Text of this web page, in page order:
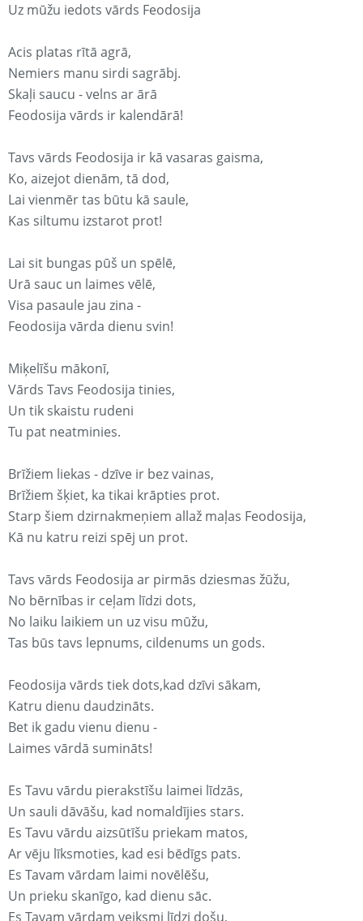
Uz mūžu iedots vārds Feodosija
Acis platas rītā agrā,
Nemiers manu sirdi sagrābj.
Skaļi saucu - velns ar ārā
Feodosija vārds ir kalendārā!
Tavs vārds Feodosija ir kā vasaras gaisma,
Ko, aizejot dienām, tā dod,
Lai vienmēr tas būtu kā saule,
Kas siltumu izstarot prot!
Lai sit bungas pūš un spēlē,
Urā sauc un laimes vēlē,
Visa pasaule jau zina -
Feodosija vārda dienu svin!
Miķelīšu mākonī,
Vārds Tavs Feodosija tinies,
Un tik skaistu rudeni
Tu pat neatminies.
Brīžiem liekas - dzīve ir bez vainas,
Brīžiem šķiet, ka tikai krāpties prot.
Starp šiem dzirnakmeņiem allaž maļas Feodosija,
Kā nu katru reizi spēj un prot.
Tavs vārds Feodosija ar pirmās dziesmas žūžu,
No bērnības ir ceļam līdzi dots,
No laiku laikiem un uz visu mūžu,
Tas būs tavs lepnums, cildenums un gods.
Feodosija vārds tiek dots,kad dzīvi sākam,
Katru dienu daudzināts.
Bet ik gadu vienu dienu -
Laimes vārdā sumināts!
Es Tavu vārdu pierakstīšu laimei līdzās,
Un sauli dāvāšu, kad nomaldījies stars.
Es Tavu vārdu aizsūtīšu priekam matos,
Ar vēju līksmoties, kad esi bēdīgs pats.
Es Tavam vārdam laimi novēlēšu,
Un prieku skanīgo, kad dienu sāc.
Es Tavam vārdam veiksmi līdzi došu,